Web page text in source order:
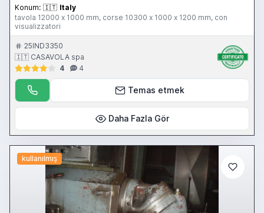
Konum: 🇮🇹 Italy
tavola 12000 x 1000 mm, corse 10300 x 1000 x 1200 mm, con
visualizzatori
25IND3350
🇮🇹 CASAVOLA spa
4
4
Temas etmek
Daha Fazla Gör
kullanılmış